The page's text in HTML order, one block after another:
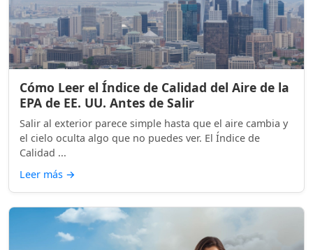
Cómo Leer el Índice de Calidad del Aire de la
EPA de EE. UU. Antes de Salir
Salir al exterior parece simple hasta que el aire cambia y
el cielo oculta algo que no puedes ver. El Índice de
Calidad ...
Leer más →